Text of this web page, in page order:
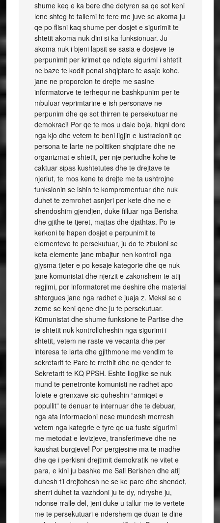
shume keq e ka bere dhe detyren sa qe sot keni
lene shteg te tallemi te tere me juve se akoma ju
qe po flisni kaq shume per dosjet e sigurimit te
shtetit akoma nuk dini si ka funksionuar. Ju
akoma nuk i bjeni lapsit se sasia e dosjeve te
perpunimit per krimet qe ndiqte sigurimi i shtetit
ne baze te kodit penal shqiptare te asaje kohe,
jane ne proporcion te drejte me sasine
informatorve te terhequr ne bashkpunim per te
mbuluar veprimtarine e ish personave ne
perpunim dhe qe sot thirren te persekutuar ne
demokraci! Por qe te mos u dale boja, hiqni dore
nga kjo dhe vetem te beni ligjin e lustracionit qe
persona te larte ne politiken shqiptare dhe ne
organizmat e shtetit, per nje periudhe kohe te
caktuar sipas kushtetutes dhe te drejtave te
njeriut, te mos kene te drejte me ta ushtrojne
funksionin se ishin te kompromentuar dhe nuk
duhet te zemrohet asnjeri per kete dhe ne e
shendoshim gjendjen, duke filluar nga Berisha
dhe gjithe te tjeret, majtas dhe djathtas. Po te
kerkoni te hapen dosjet e perpunimit te
elementeve te persekutuar, ju do te zbuloni se
keta elemente jane mbajtur nen kontroll nga
gjysma tjeter e po kesaje kategorie dhe qe nuk
jane komunistat dhe njerzit e zakonshem te atij
regjimi, por informatoret me deshire dhe material
shtergues jane nga radhet e juaja z. Meksi se e
zeme se keni qene dhe ju te persekutuar.
K0munistat dhe shume funksione te Partise dhe
te shtetit nuk kontrolloheshin nga sigurimi i
shtetit, vetem ne raste ve vecanta dhe per
interesa te larta dhe gjithmone me vendim te
sekretarit te Pare te rrethit dhe ne qender te
Sekretarit te KQ PPSH. Eshte llogjike se nuk
mund te penetronte komunisti ne radhet apo
folete e grenxave sic quheshin “armiqet e
popullit” te denuar te internuar dhe te debuar,
nga ata informacioni nese mundesh merresh
vetem nga kategrie e tyre qe ua fuste sigurimi
me metodat e levizjeve, transferimeve dhe ne
kaushat burgjeve! Por pergjesine ma te madhe
dhe qe i perkisni drejtimit demokratik ne vitet e
para, e kini ju bashke me Sali Berishen dhe atij
duhesh t’i drejtohesh ne se ke pare dhe shendet,
sherri duhet ta vazhdoni ju te dy, ndryshe ju,
ndonse rralle del, jeni duke u tallur me te vertete
me te persekutuari e ndershem qe duan te dine